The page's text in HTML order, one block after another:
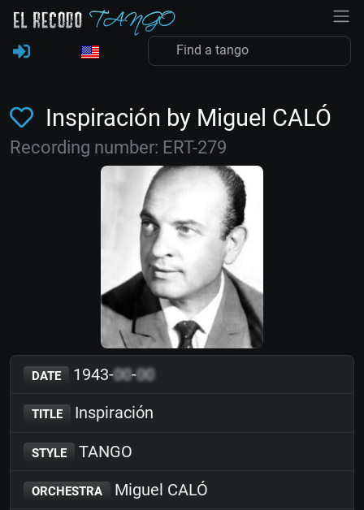
Inspiración by Miguel CALÓ
Recording number: ERT-279
DATE 1943-00-00
TITLE Inspiración
STYLE TANGO
ORCHESTRA Miguel CALÓ